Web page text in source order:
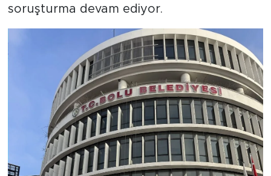
soruşturma devam ediyor.